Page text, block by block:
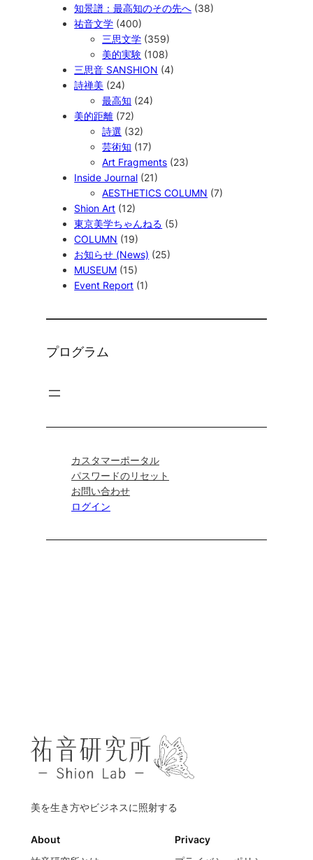
知景譜：最高知のその先へ (38)
祐音文学 (400)
三思文学 (359)
美的実験 (108)
三思音 SANSHION (4)
詩禅美 (24)
最高知 (24)
美的距離 (72)
詩選 (32)
芸術知 (17)
Art Fragments (23)
Inside Journal (21)
AESTHETICS COLUMN (7)
Shion Art (12)
東京美学ちゃんねる (5)
COLUMN (19)
お知らせ (News) (25)
MUSEUM (15)
Event Report (1)
プログラム
カスタマーポータル
パスワードのリセット
お問い合わせ
ログイン
美を生き方やビジネスに照射する
About
Privacy